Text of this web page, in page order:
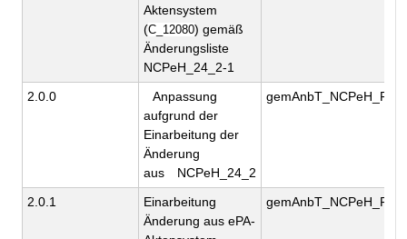
Aktensystem
(C_12080) gemäß
Änderungsliste
NCPeH_24_2-1
2.0.0
Anpassung
aufgrund der
Einarbeitung der
Änderung
aus
NCPeH_24_2
2.0.1
Einarbeitung
Änderung aus ePA-